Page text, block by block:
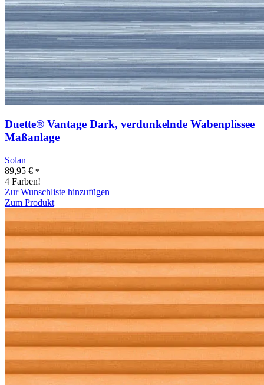
Duette® Vantage Dark, verdunkelnde Wabenplissee
Maßanlage
Solan
89,95 € *
4 Farben!
Zur Wunschliste hinzufügen
Zum Produkt